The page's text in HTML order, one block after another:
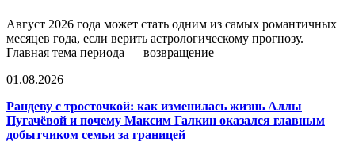
Август 2026 года может стать одним из самых романтичных
месяцев года, если верить астрологическому прогнозу.
Главная тема периода — возвращение
01.08.2026
Рандеву с тросточкой: как изменилась жизнь Аллы
Пугачёвой и почему Максим Галкин оказался главным
добытчиком семьи за границей